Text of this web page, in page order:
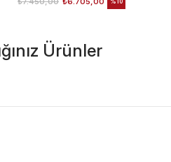
%10
Ürünler